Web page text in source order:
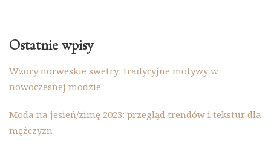
Ostatnie wpisy
Wzory norweskie swetry: tradycyjne motywy w
nowoczesnej modzie
Moda na jesień/zimę 2023: przegląd trendów i tekstur dla
mężczyzn